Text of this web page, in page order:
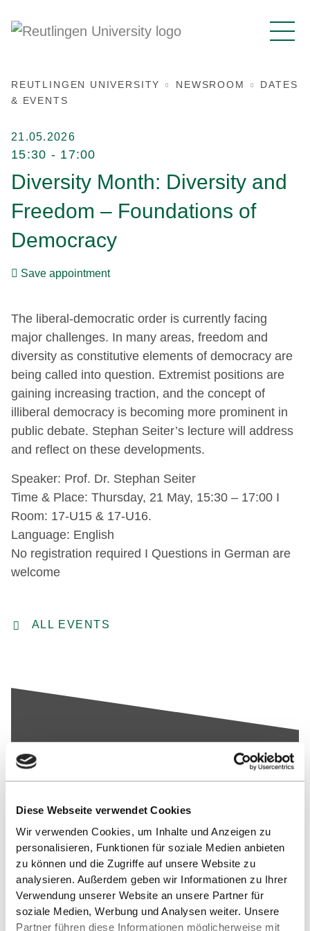
Diese Webseite verwendet Cookies
Wir verwenden Cookies, um Inhalte und Anzeigen zu
personalisieren, Funktionen für soziale Medien anbieten
zu können und die Zugriffe auf unsere Website zu
analysieren. Außerdem geben wir Informationen zu Ihrer
Verwendung unserer Website an unsere Partner für
soziale Medien, Werbung und Analysen weiter. Unsere
Partner führen diese Informationen möglicherweise mit
REUTLINGEN UNIVERSITY NEWSROOM
DATES
& EVENTS
21.05.2026
15:30 - 17:00
Diversity Month: Diversity and
Freedom – Foundations of
Democracy
Save appointment
The liberal‑democratic order is currently facing
major challenges. In many areas, freedom and
diversity as constitutive elements of democracy are
being called into question. Extremist positions are
gaining increasing traction, and the concept of
illiberal democracy is becoming more prominent in
public debate. Stephan Seiter’s lecture will address
and reflect on these developments.
Speaker: Prof. Dr. Stephan Seiter
Time & Place: Thursday, 21 May, 15:30 – 17:00 I
Room: 17-U15 & 17-U16.
Language: English
No registration required I Questions in German are
welcome
ALL EVENTS
Contact